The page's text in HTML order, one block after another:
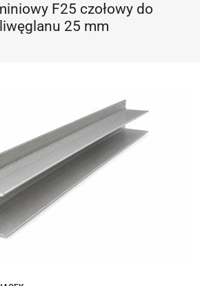
F25 czołowy do
25 mm